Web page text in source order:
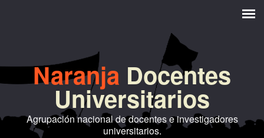
Naranja Docentes
Universitarios
Agrupación nacional de docentes e investigadores
universitarios.